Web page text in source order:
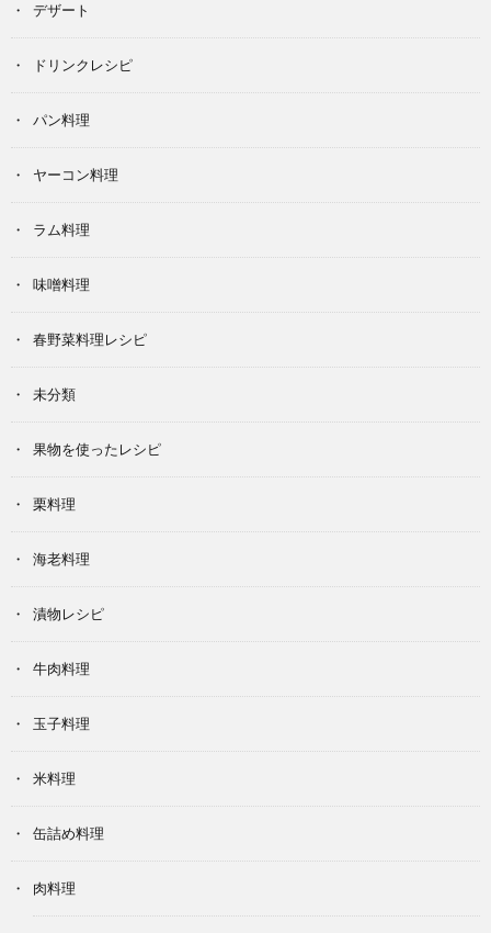
デザート
ドリンクレシピ
パン料理
ヤーコン料理
ラム料理
味噌料理
春野菜料理レシピ
未分類
果物を使ったレシピ
栗料理
海老料理
漬物レシピ
牛肉料理
玉子料理
米料理
缶詰め料理
肉料理